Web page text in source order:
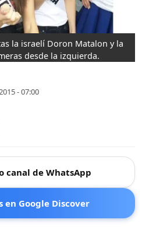
la israelí Doron Matalon y la
desde la izquierda.
- 07:00
canal de WhatsApp
en Google Discover